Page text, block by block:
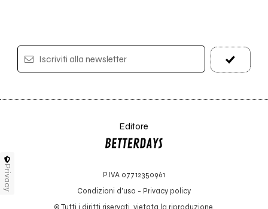
Iscriviti alla newsletter
Editore
P.IVA 07712350961
Condizioni d'uso - Privacy policy
© Tutti i diritti riservati, vietata la riproduzione.
Privacy